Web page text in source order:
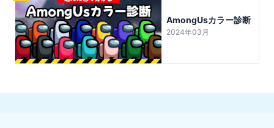
AmongUsカラー診断
2024年03月